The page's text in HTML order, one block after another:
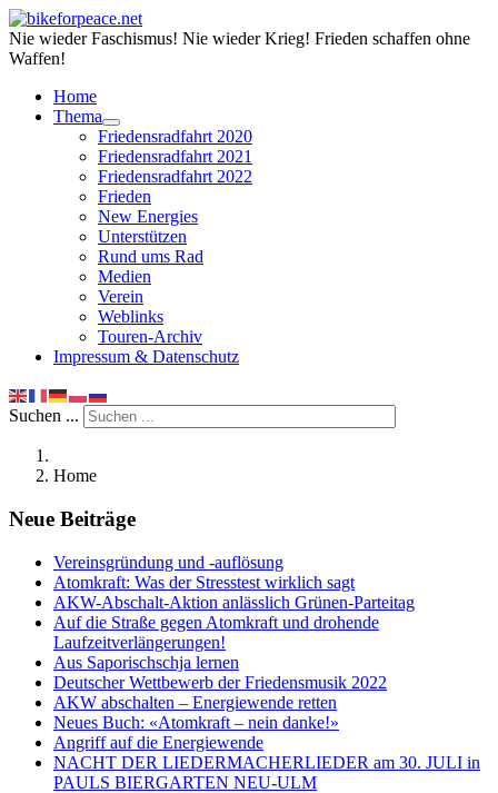
Nie wieder Faschismus! Nie wieder Krieg! Frieden schaffen ohne
Waffen!
Home
Thema
Friedensradfahrt 2020
Friedensradfahrt 2021
Friedensradfahrt 2022
Frieden
New Energies
Unterstützen
Rund ums Rad
Medien
Verein
Weblinks
Touren-Archiv
Impressum & Datenschutz
Suchen ...
Home
Neue Beiträge
Vereinsgründung und -auflösung
Atomkraft: Was der Stresstest wirklich sagt
AKW-Abschalt-Aktion anlässlich Grünen-Parteitag
Auf die Straße gegen Atomkraft und drohende
Laufzeitverlängerungen!
Aus Saporischschja lernen
Deutscher Wettbewerb der Friedensmusik 2022
AKW abschalten – Energiewende retten
Neues Buch: «Atomkraft – nein danke!»
Angriff auf die Energiewende
NACHT DER LIEDERMACHERLIEDER am 30. JULI in
PAULS BIERGARTEN NEU-ULM